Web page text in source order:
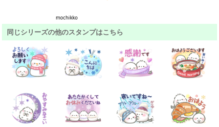
mochikko
同じシリーズの他のスタンプはこちら